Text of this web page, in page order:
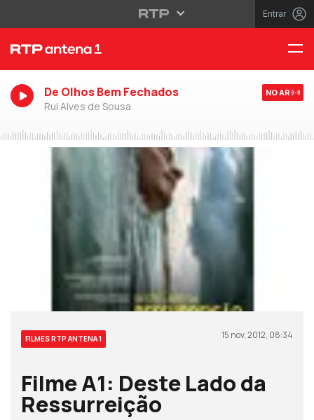
Entrar
De Olhos Bem Fechados
Rui Alves de Sousa
NO AR
FILMES RTP ANTENA 1 15 nov, 2012, 08:34
Filme A1: Deste Lado da
Ressurreição